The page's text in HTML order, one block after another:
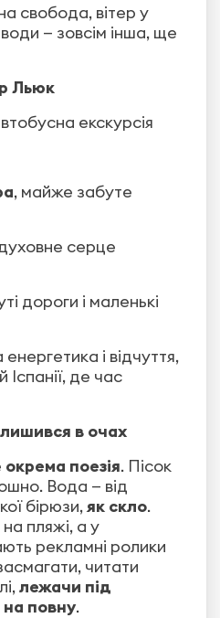
свобода, вітер у
— зовсім інша, ще
Льюк
екскурсія
, майже забуте
серце
дороги і маленькі
і відчуття,
Іспанії, де час
в очах
окрема поезія. Пісок
Вода — від
бірюзи,як скло.
пляжі, а у
рекламні ролики
читати
лежачи під
повну.